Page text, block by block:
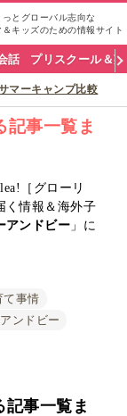
っとグローバル志向な
＆キッズのための情報サイト
話 プリスクール＆
マーキャンプ比較
記事一覧ま
［グローリ
く情報＆海外子
アンドビー 」に
て事情
ンドビー
記事一覧ま